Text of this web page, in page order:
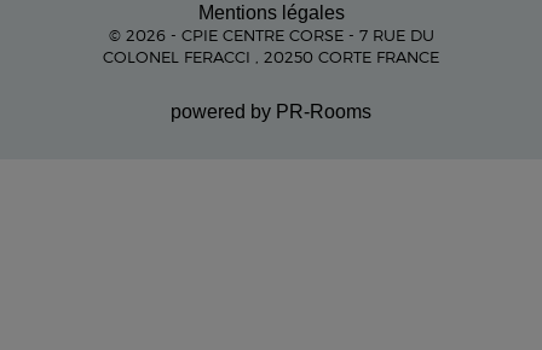
Mentions légales
© 2026 - CPIE CENTRE CORSE - 7 RUE DU
COLONEL FERACCI , 20250 CORTE FRANCE
powered by PR-Rooms